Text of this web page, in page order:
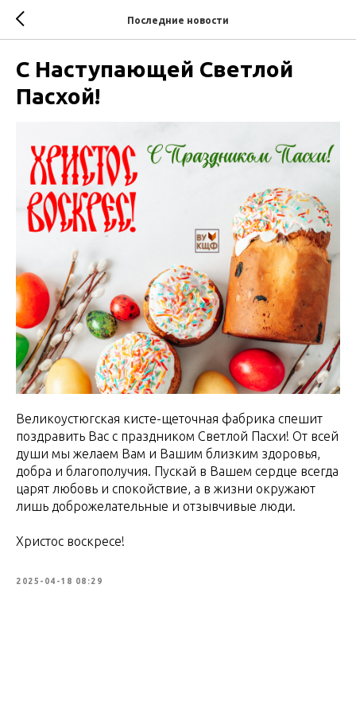
Последние новости
С Наступающей Светлой
Пасхой!
Великоустюгская кисте-щеточная фабрика спешит
поздравить Вас с праздником Светлой Пасхи! От всей
души мы желаем Вам и Вашим близким здоровья,
добра и благополучия. Пускай в Вашем сердце всегда
царят любовь и спокойствие, а в жизни окружают
лишь доброжелательные и отзывчивые люди.
Христос воскресе!
2025-04-18 08:29